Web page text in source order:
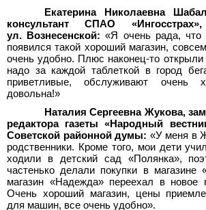
Екатерина Николаевна
консультант СПАО
ул. Вознесенской:«Я очень рада, что
появился такой хороший магазин,
очень удобно. Плюс наконец-то открыли
надо за каждой таблеткой в город
приветливые, обслуживают
довольна!»
Наталия Сергеевна Жукова,
редактора газеты «Народный
Советской районной думы: «У меня в
родственники. Кроме того, мои дети
ходили в детский сад «Полянка»,
частенько делали покупки в магазине
магазин «Надежда» переехал в новое
Очень хороший магазин, цены
для машин, все очень удобно».